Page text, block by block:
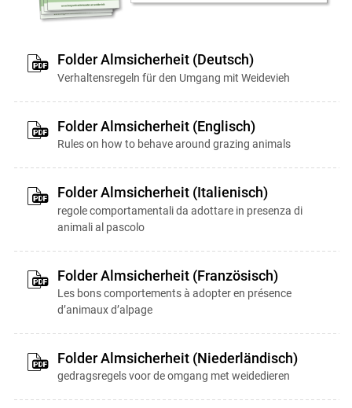
Folder Almsicherheit (Deutsch)
Verhaltensregeln für den Umgang mit Weidevieh
Folder Almsicherheit (Englisch)
Rules on how to behave around grazing animals
Folder Almsicherheit (Italienisch)
regole comportamentali da adottare in presenza di
animali al pascolo
Folder Almsicherheit (Französisch)
Les bons comportements à adopter en présence
d’animaux d’alpage
Folder Almsicherheit (Niederländisch)
gedragsregels voor de omgang met weidedieren